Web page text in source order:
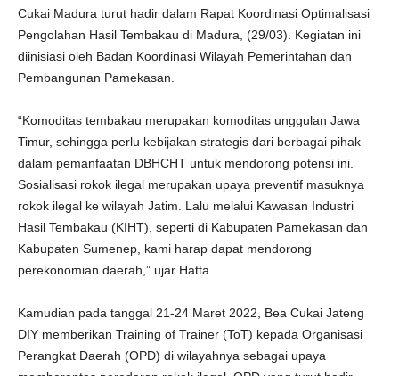
Cukai Madura turut hadir dalam Rapat Koordinasi Optimalisasi
Pengolahan Hasil Tembakau di Madura, (29/03). Kegiatan ini
diinisiasi oleh Badan Koordinasi Wilayah Pemerintahan dan
Pembangunan Pamekasan.
“Komoditas tembakau merupakan komoditas unggulan Jawa
Timur, sehingga perlu kebijakan strategis dari berbagai pihak
dalam pemanfaatan DBHCHT untuk mendorong potensi ini.
Sosialisasi rokok ilegal merupakan upaya preventif masuknya
rokok ilegal ke wilayah Jatim. Lalu melalui Kawasan Industri
Hasil Tembakau (KIHT), seperti di Kabupaten Pamekasan dan
Kabupaten Sumenep, kami harap dapat mendorong
perekonomian daerah,” ujar Hatta.
Kamudian pada tanggal 21-24 Maret 2022, Bea Cukai Jateng
DIY memberikan Training of Trainer (ToT) kepada Organisasi
Perangkat Daerah (OPD) di wilayahnya sebagai upaya